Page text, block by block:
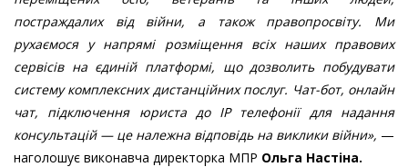
постраждалих від війни, а також правопросвіту. Ми
рухаємося у напрямі розміщення всіх наших правових
сервісів на єдиній платформі, що дозволить побудувати
систему комплексних дистанційних послуг. Чат-бот, онлайн
чат, підключення юриста до IP телефонії для надання
консультацій — це належна відповідь на виклики війни», —
наголошує виконавча директорка МПР Ольга Настіна.